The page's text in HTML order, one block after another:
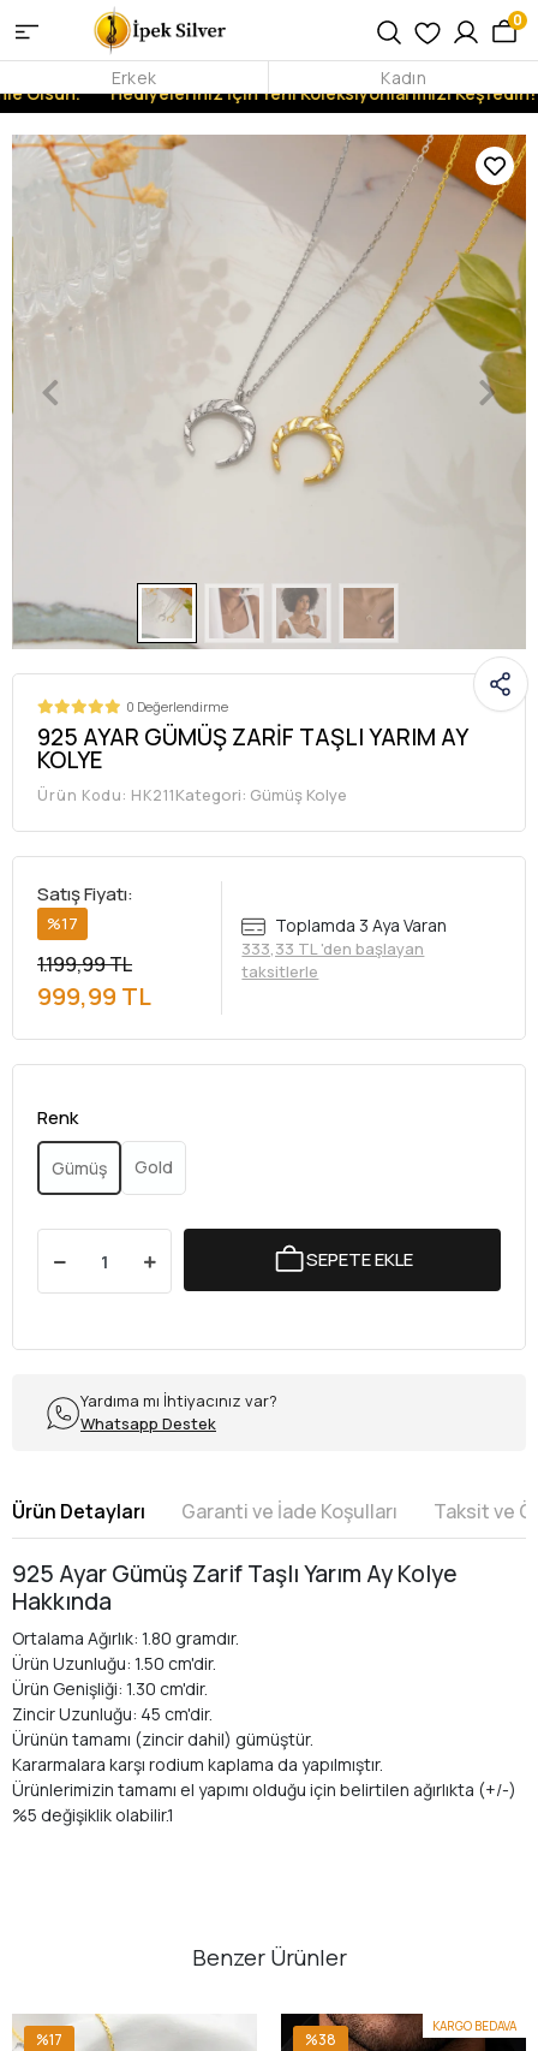
Olsun. Hediyeleriniz İçin Yeni Koleksiyonlarımızı Keşfedin!
0
Erkek Kadın
0 Değerlendirme
925 AYAR GÜMÜŞ ZARİF TAŞLI YARIM AY
KOLYE
Ürün Kodu: HK211Kategori: Gümüş Kolye
Satış Fiyatı:
%17
1.199,99 TL
999,99 TL
Toplamda 3 Aya Varan
333,33 TL 'den başlayan
taksitlerle
Renk
Gümüş Gold
SEPETE EKLE
Yardıma mı İhtiyacınız var?
Whatsapp Destek
Ürün Detayları Garanti ve İade Koşulları Taksit ve
925 Ayar Gümüş Zarif Taşlı Yarım Ay Kolye
Hakkında
Ortalama Ağırlık: 1.80 gramdır.
Ürün Uzunluğu: 1.50 cm'dir.
Ürün Genişliği: 1.30 cm'dir.
Zincir Uzunluğu: 45 cm'dir.
Ürünün tamamı (zincir dahil) gümüştür.
Kararmalara karşı rodium kaplama da yapılmıştır.
Ürünlerimizin tamamı el yapımı olduğu için belirtilen ağırlıkta (+/-)
%5 değişiklik olabilir.1
Benzer Ürünler
%17
KARGO BEDAVA
%38